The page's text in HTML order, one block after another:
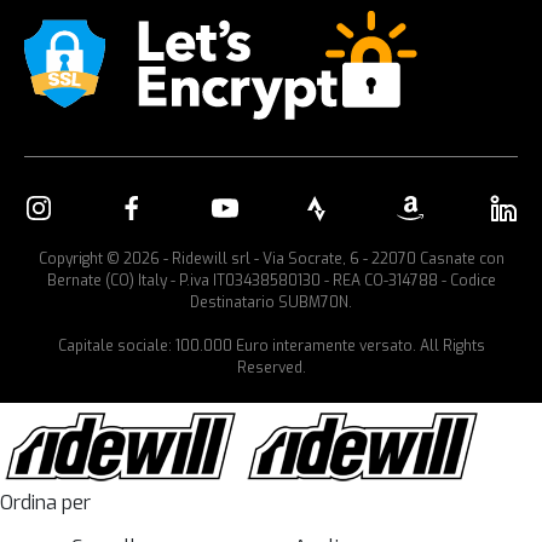
Copyright © 2026 - Ridewill srl - Via Socrate, 6 - 22070 Casnate con
Bernate (CO) Italy - P.iva IT03438580130 - REA CO-314788 - Codice
Destinatario SUBM70N.
Capitale sociale: 100.000 Euro interamente versato. All Rights
Reserved.
Ordina per